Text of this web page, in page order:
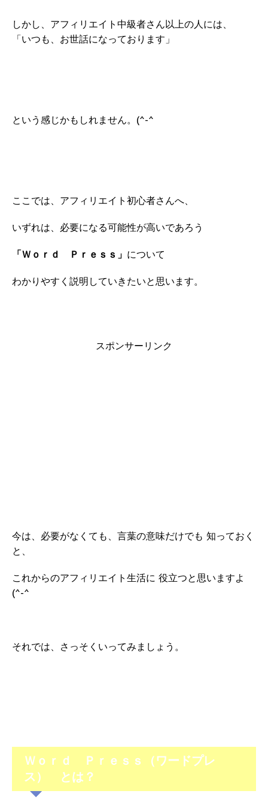
しかし、アフィリエイト中級者さん以上の人には、
「いつも、お世話になっております」
という感じかもしれません。(^-^
ここでは、アフィリエイト初心者さんへ、
いずれは、必要になる可能性が高いであろう
「Ｗｏｒｄ Ｐｒｅｓｓ」 について
わかりやすく説明していきたいと思います。
スポンサーリンク
今は、必要がなくても、言葉の意味だけでも 知っておく
と、
これからのアフィリエイト生活に 役立つと思いますよ
(^-^
それでは、さっそくいってみましょう。
Ｗｏｒｄ Ｐｒｅｓｓ（ワードプレ
ス） とは？